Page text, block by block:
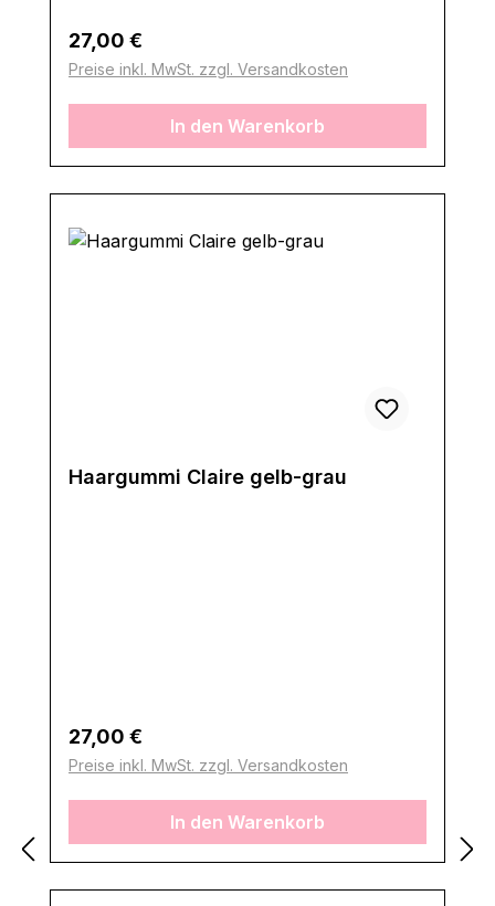
Regulärer Preis:
27,00 €
Preise inkl. MwSt. zzgl. Versandkosten
In den Warenkorb
Haargummi Claire gelb-grau
Regulärer Preis:
27,00 €
Preise inkl. MwSt. zzgl. Versandkosten
In den Warenkorb